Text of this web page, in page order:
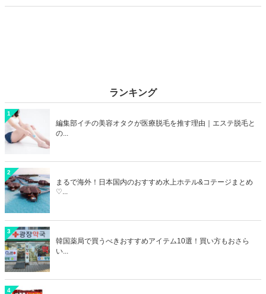
ランキング
1
編集部イチの美容オタクが医療脱毛を推す理由｜エステ脱毛と
の...
2
まるで海外！日本国内のおすすめ水上ホテル&コテージまとめ
♡...
3
韓国薬局で買うべきおすすめアイテム10選！買い方もおさら
い...
4